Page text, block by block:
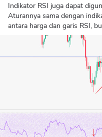
Indikator RSI juga dapat
Aturannya sama dengan
antara harga dan garis RSI,